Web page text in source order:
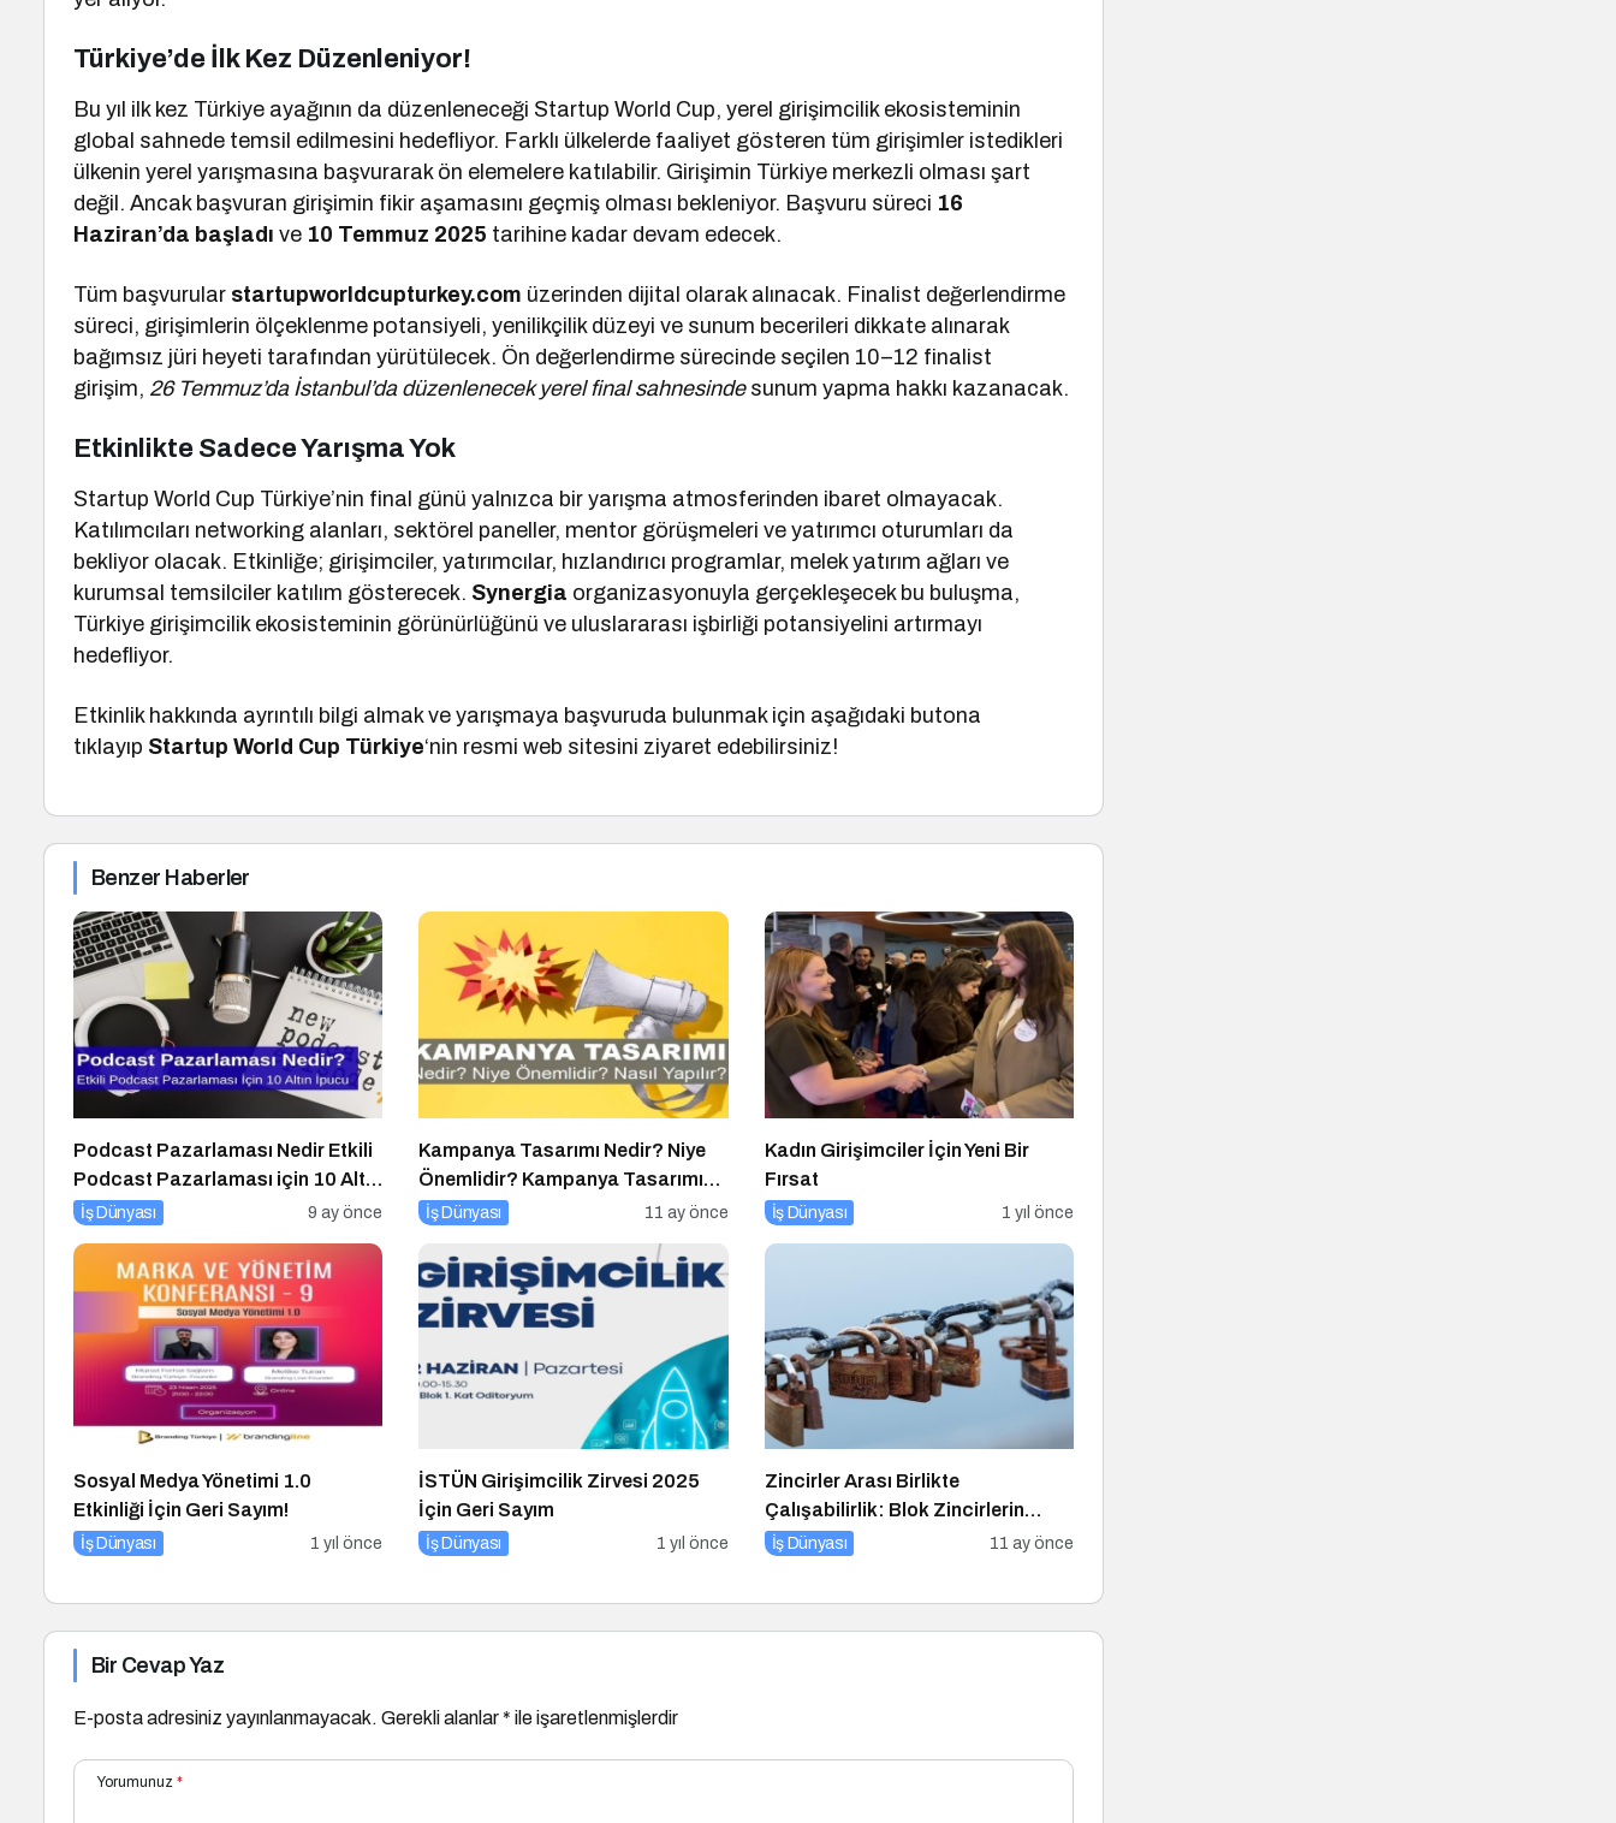
Türkiye’de İlk Kez Düzenleniyor!
Bu yıl ilk kez Türkiye ayağının da düzenleneceği Startup World Cup, yerel girişimcilik ekosisteminin
global sahnede temsil edilmesini hedefliyor. Farklı ülkelerde faaliyet gösteren tüm girişimler istedikleri
ülkenin yerel yarışmasına başvurarak ön elemelere katılabilir. Girişimin Türkiye merkezli olması şart
değil. Ancak başvuran girişimin fikir aşamasını geçmiş olması bekleniyor. Başvuru süreci 16
Haziran’da başladı ve 10 Temmuz 2025 tarihine kadar devam edecek.
Tüm başvurular startupworldcupturkey.com üzerinden dijital olarak alınacak. Finalist değerlendirme
süreci, girişimlerin ölçeklenme potansiyeli, yenilikçilik düzeyi ve sunum becerileri dikkate alınarak
bağımsız jüri heyeti tarafından yürütülecek. Ön değerlendirme sürecinde seçilen 10–12 finalist
girişim, 26 Temmuz’da İstanbul’da düzenlenecek yerel final sahnesinde sunum yapma hakkı kazanacak.
Etkinlikte Sadece Yarışma Yok
Startup World Cup Türkiye’nin final günü yalnızca bir yarışma atmosferinden ibaret olmayacak.
Katılımcıları networking alanları, sektörel paneller, mentor görüşmeleri ve yatırımcı oturumları da
bekliyor olacak. Etkinliğe; girişimciler, yatırımcılar, hızlandırıcı programlar, melek yatırım ağları ve
kurumsal temsilciler katılım gösterecek. Synergia organizasyonuyla gerçekleşecek bu buluşma,
Türkiye girişimcilik ekosisteminin görünürlüğünü ve uluslararası işbirliği potansiyelini artırmayı
hedefliyor.
Etkinlik hakkında ayrıntılı bilgi almak ve yarışmaya başvuruda bulunmak için aşağıdaki butona
tıklayıp Startup World Cup Türkiye‘nin resmi web sitesini ziyaret edebilirsiniz!
Benzer Haberler
Podcast Pazarlaması Nedir Etkili
Podcast Pazarlaması için 10 Altın
İpucu
İş Dünyası 9 ay önce
Kampanya Tasarımı Nedir? Niye
Önemlidir? Kampanya Tasarımı
Nasıl Yapılır?
İş Dünyası 11 ay önce
Kadın Girişimciler İçin Yeni Bir
Fırsat
İş Dünyası 1 yıl önce
Sosyal Medya Yönetimi 1.0
Etkinliği İçin Geri Sayım!
İş Dünyası 1 yıl önce
İSTÜN Girişimcilik Zirvesi 2025
İçin Geri Sayım
İş Dünyası 1 yıl önce
Zincirler Arası Birlikte
Çalışabilirlik: Blok Zincirlerin
Geleceği
İş Dünyası 11 ay önce
Bir Cevap Yaz
E-posta adresiniz yayınlanmayacak. Gerekli alanlar* ile işaretlenmişlerdir
Yorumunuz *